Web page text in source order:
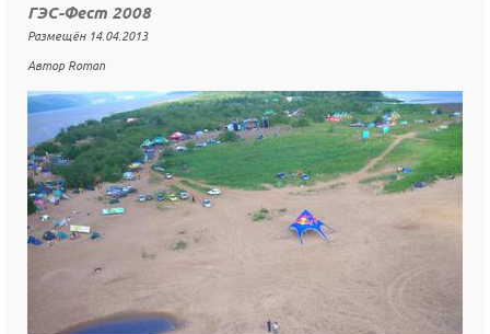
ГЭС-Фест 2008
Размещён 14.04.2013
Автор Roman